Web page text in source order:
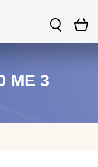
МЕ 3